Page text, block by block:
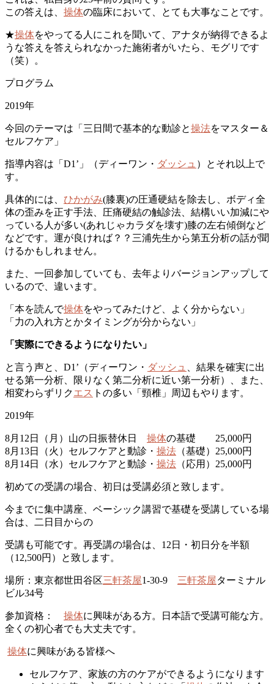
この答えは、 操体の臨床において、とても大事なことです。
★操体をやってる人にこれを聞いて、アナタが納得できるよ
うな答えを答えられなかった施術者がいたら、モグリです
（笑）。
プログラム
2019年
今回のテーマは「三日間で基本的な動診と操法をマスター＆
セルフケア」
指導内容は「D1’」（ディーワン・ ダッシュ ）とそれ以上で
す。
具体的には、 ひかがみ(膝裏)の圧通硬結を除去し、ボディ全
体の歪みを正す手法、圧痛硬結の触診法、結構いい加減にや
っている人が多い(あれじゃカラダを壊す)膝の左右傾倒など
などです。運が良ければ？？三浦先生から第五分析の話が聞
けるかもしれません。
また、一回参加していても、去年よりバージョンアップして
いるので、違います。
「本を読んで操体をやってみたけど、よく分からない」
「力の入れ方とかタイミングが分からない」
「実際にできるようになりたい」
と言う声と、D1’（ディーワン・ ダッシュ
、結果を確実に出
せる第一分析、限りなく第二分析に近い第一分析）、また、
相変わらずリクエス トの多い「頸椎」周辺もやります。
2019年
8月12日（月）山の日振替休日 操体の基礎 25,000円
8月13日（火）セルフケアと動診・ 操法 （基礎）25,000円
8月14日（水）セルフケアと動診・ 操法 （応用）25,000円
初めての受講の場合、初日は受講必須と致します。
今までに集中講座、ベーシック講習で基礎を受講している場
合は、二日目からの
受講も可能です。再受講の場合は、12日・初日分を半額
（12,500円）と致します。
場所：東京都世田谷区三軒茶屋1-30-9 三軒茶屋ターミナル
ビル34号
参加資格： 操体に興味がある方。日本語で受講可能な方。
全くの初心者でも大丈夫です。
操体に興味がある皆様へ
セルフケア、家族の方のケアができるようになります